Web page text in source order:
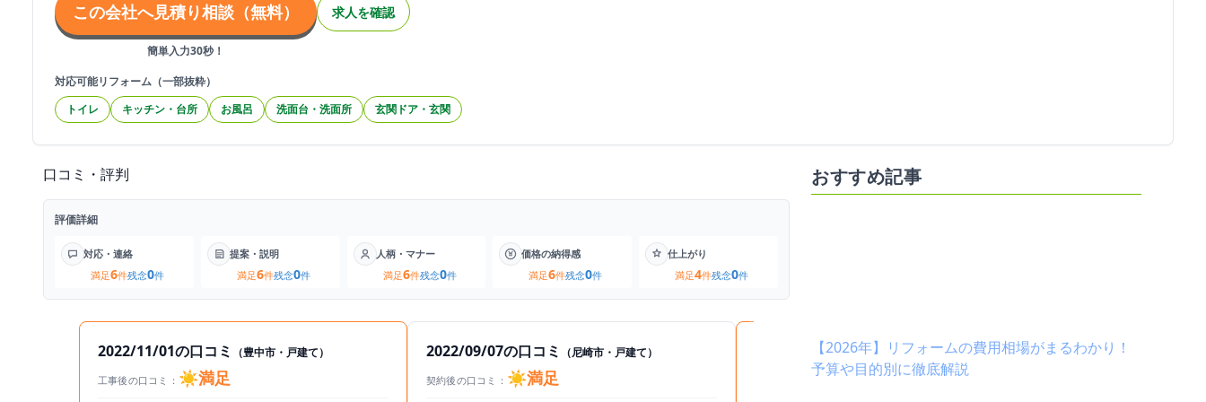
この会社へ見積り相談（無料）
簡単入力30秒！
求人を確認
対応可能リフォーム（一部抜粋）
トイレ
キッチン・台所 お風呂 洗面台・洗面所 玄関ドア・玄関
口コミ・評判
評価詳細
対応・連絡
満足6件残念0件
提案・説明
満足6件残念0件
人柄・マナー
満足6件残念0件
価格の納得感
満足6件残念0件
仕上がり
満足4件残念0件
2022/11/01の口コミ （豊中市・戸建て）
工事後の口コミ： ☀️満足
2022/09/07の口コミ （尼崎市・戸建て）
契約後の口コミ： ☀️満足
2022/08/20の口コミ （神戸市北区・戸建て）
工事後の口コミ：☀️満足
2022/04/03の口
おすすめ記事
【2026年】リフォームの費用相場がまるわかり！
予算や目的別に徹底解説